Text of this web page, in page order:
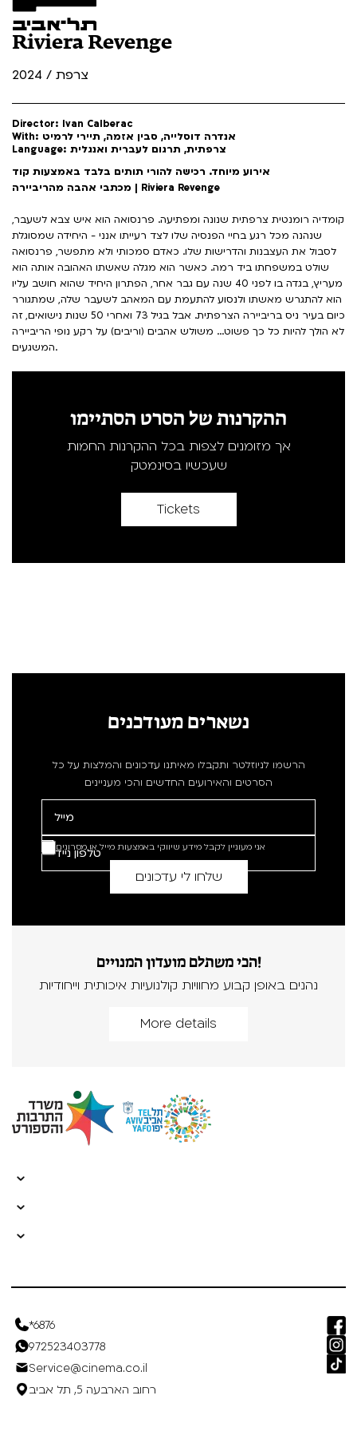
Riviera Revenge
צרפת / 2024
Director: Ivan Calberac
With: אנדרה דוסלייה, סבין אזמה, תיירי לרמיט
Language: צרפתית, תרגום לעברית ואנגלית
אירוע מיוחד. רכישה להורי תותים בלבד באמצעות קוד
מכתבי אהבה מהריביירה | Riviera Revenge
קומדיה רומנטית צרפתית שנונה ומפתיעה. פרנסואה הוא איש צבא לשעבר,
שנהנה מכל רגע בחיי הפנסיה שלו לצד רעייתו אנני - היחידה שמסוגלת
לסבול את העצבנות והדרישות שלו. כאדם סמכותי ולא מתפשר, פרנסואה
שולט במשפחתו ביד רמה. כאשר הוא מגלה שאשתו האהובה אותה הוא
מעריץ, בגדה בו לפני 40 שנה עם גבר אחר, הפתרון היחיד שהוא חושב עליו
הוא להתגרש מאשתו ולנסוע להתעמת עם המאהב לשעבר שלה, שמתגורר
כיום בעיר ניס בריביירה הצרפתית. אבל בגיל 73 ואחרי 50 שנות נישואים, זה
לא הולך להיות כל כך פשוט... משולש אהבים (וריבים) על רקע נופי הריביירה
המשגעים.
ההקרנות של הסרט הסתיימו
אך מזומנים לצפות בכל ההקרנות החמות
שעכשיו בסינמטק
Tickets
נשארים מעודכנים
הרשמו לניוזלטר ותקבלו מאיתנו עדכונים והמלצות על כל
הסרטים והאירועים החדשים והכי מעניינים
אני מעוניין לקבל מידע שיווקי באמצעות מייל או מסרונים
הכי משתלם מועדון המנויים!
נהנים באופן קבוע מחוויות קולנועיות איכותית וייחודיות
More details
*6876
972523403778
Service@cinema.co.il
רחוב הארבעה 5, תל אביב